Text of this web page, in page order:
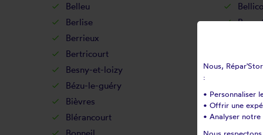
Belleu
Berlise
Berrieux
Bertricourt
Besny-et-loizy
Bézu-le-guéry
Bièvres
Billy-
Blérancourt
Nous,
:
• Personnaliser
• Offrir une
• Analyser notre